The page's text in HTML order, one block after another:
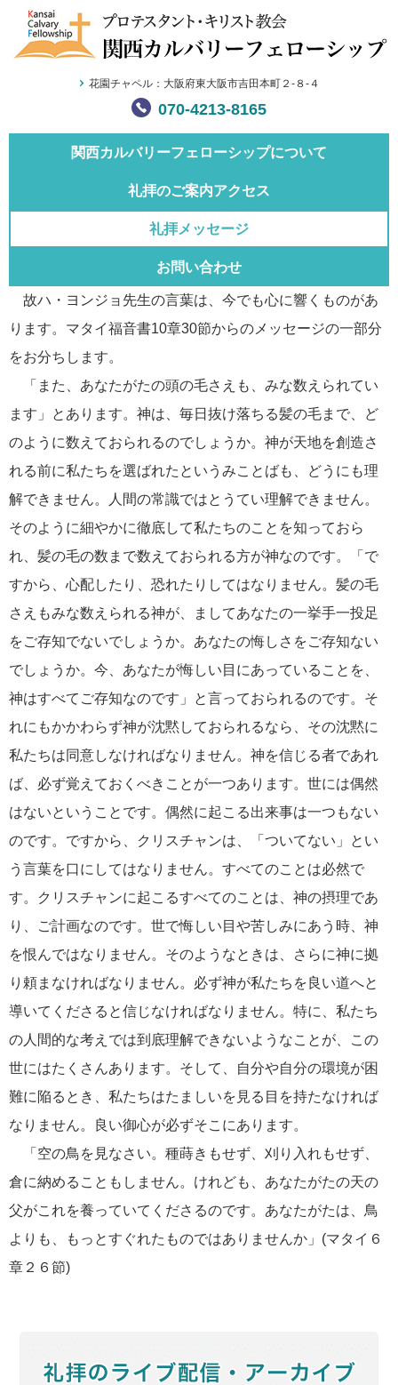
花園チャペル：大阪府東大阪市吉田本町２-８-４
070-4213-8165
関西カルバリーフェローシップについて
礼拝のご案内アクセス
礼拝メッセージ
お問い合わせ
故ハ・ヨンジョ先生の言葉は、今でも心に響くものがあ
ります。マタイ福音書10章30節からのメッセージの一部分
をお分ちします。
「また、あなたがたの頭の毛さえも、みな数えられてい
ます」とあります。神は、毎日抜け落ちる髪の毛まで、ど
のように数えておられるのでしょうか。神が天地を創造さ
れる前に私たちを選ばれたというみことばも、どうにも理
解できません。人間の常識ではとうてい理解できません。
そのように細やかに徹底して私たちのことを知っておら
れ、髪の毛の数まで数えておられる方が神なのです。「で
すから、心配したり、恐れたりしてはなりません。髪の毛
さえもみな数えられる神が、ましてあなたの一挙手一投足
をご存知でないでしょうか。あなたの悔しさをご存知ない
でしょうか。今、あなたが悔しい目にあっていることを、
神はすべてご存知なのです」と言っておられるのです。そ
れにもかかわらず神が沈黙しておられるなら、その沈黙に
私たちは同意しなければなりません。神を信じる者であれ
ば、必ず覚えておくべきことが一つあります。世には偶然
はないということです。偶然に起こる出来事は一つもない
のです。ですから、クリスチャンは、「ついてない」とい
う言葉を口にしてはなりません。すべてのことは必然で
す。クリスチャンに起こるすべてのことは、神の摂理であ
り、ご計画なのです。世で悔しい目や苦しみにあう時、神
を恨んではなりません。そのようなときは、さらに神に拠
り頼まなければなりません。必ず神が私たちを良い道へと
導いてくださると信じなければなりません。特に、私たち
の人間的な考えでは到底理解できないようなことが、この
世にはたくさんあります。そして、自分や自分の環境が困
難に陥るとき、私たちはたましいを見る目を持たなければ
なりません。良い御心が必ずそこにあります。
「空の鳥を見なさい。種蒔きもせず、刈り入れもせず、
倉に納めることもしません。けれども、あなたがたの天の
父がこれを養っていてくださるのです。あなたがたは、鳥
よりも、もっとすぐれたものではありませんか」(マタイ６
章２６節)